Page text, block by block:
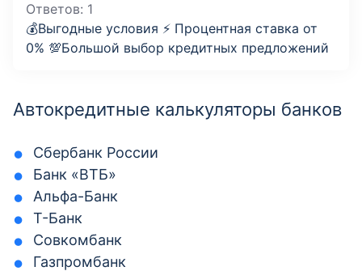
Ответов: 1
💰Выгодные условия ⚡️ Процентная ставка от
0% 💯Большой выбор кредитных предложений
Автокредитные калькуляторы банков
Сбербанк России
Банк «ВТБ»
Альфа-Банк
Т-Банк
Совкомбанк
Газпромбанк